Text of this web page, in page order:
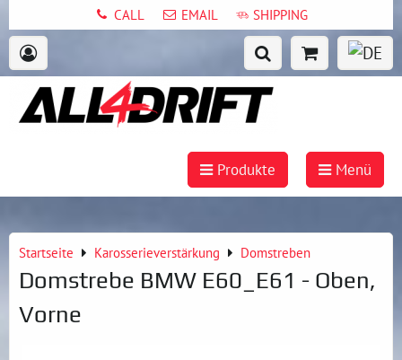
CALL EMAIL SHIPPING
Produkte Menü
Startseite Karosserieverstärkung Domstreben
Domstrebe BMW E60_E61 - Oben,
Vorne